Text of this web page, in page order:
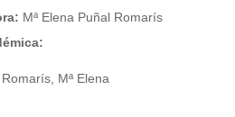
Mª Elena Puñal Romarís
Mª Elena